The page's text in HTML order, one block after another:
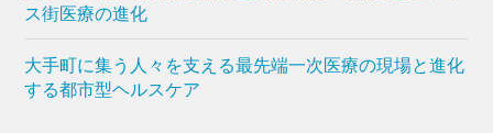
ス街医療の進化
大手町に集う人々を支える最先端一次医療の現場と進化
する都市型ヘルスケア